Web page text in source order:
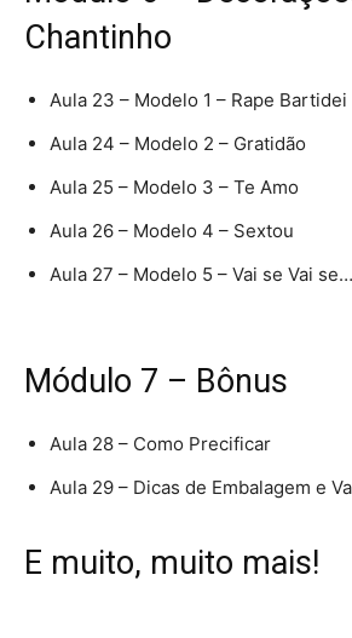
Chantinho
Aula 23 – Modelo 1 – Rape Bartidei
Aula 24 – Modelo 2 – Gratidão
Aula 25 – Modelo 3 – Te Amo
Aula 26 – Modelo 4 – Sextou
Aula 27 – Modelo 5 – Vai se Vai se…
Módulo 7 – Bônus
Aula 28 – Como Precificar
Aula 29 – Dicas de Embalagem e
E muito, muito mais!